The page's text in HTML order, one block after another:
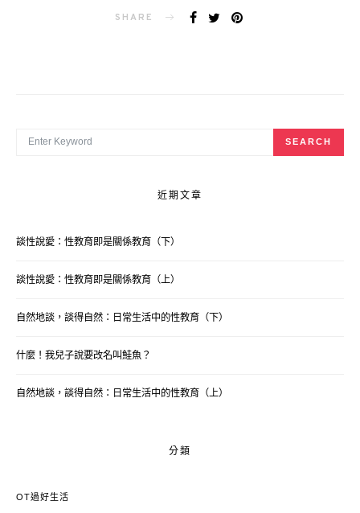
SHARE
SEARCH
近期文章
談性說愛：性教育即是關係教育（下）
談性說愛：性教育即是關係教育（上）
自然地談，談得自然：日常生活中的性教育（下）
什麼！我兒子說要改名叫鮭魚？
自然地談，談得自然：日常生活中的性教育（上）
分類
OT過好生活